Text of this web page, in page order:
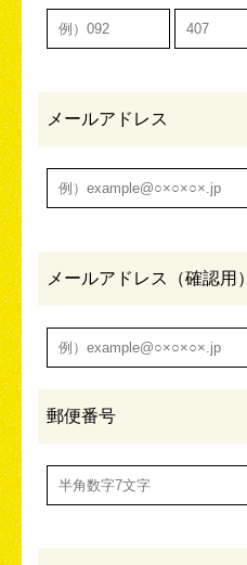
メールアドレス
メールアドレス（確認用）
郵便番号